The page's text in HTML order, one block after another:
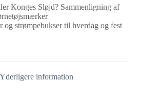
Konges Sløjd? Sammenligning af
og strømpebukser til hverdag og fest
Yderligere information